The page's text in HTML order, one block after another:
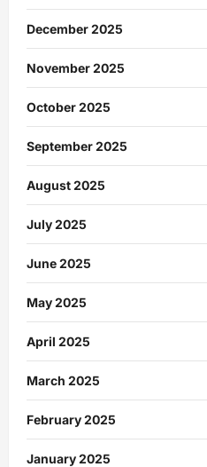
December 2025
November 2025
October 2025
September 2025
August 2025
July 2025
June 2025
May 2025
April 2025
March 2025
February 2025
January 2025